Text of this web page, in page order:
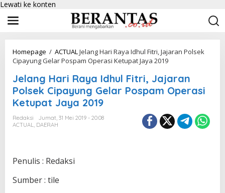
Lewati ke konten
Homepage / ACTUALJelang Hari Raya Idhul Fitri, Jajaran Polsek
Cipayung Gelar Pospam Operasi Ketupat Jaya 2019
Jelang Hari Raya Idhul Fitri, Jajaran
Polsek Cipayung Gelar Pospam Operasi
Ketupat Jaya 2019
Redaksi
Jumat, 31 Mei 2019 - 20:08
ACTUAL, DAERAH
Penulis : Redaksi
Sumber : tile